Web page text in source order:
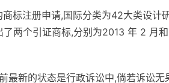
标注册申请,国际分类为42大类设
两个引证商标,分别为2013 年 2 月
最新的状态是行政诉讼中,倘若诉讼